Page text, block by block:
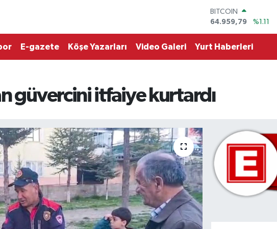
BITCOIN
64.959,79
%1.11
DOLAR
47,7436
%0.18
GRAM ALTIN
6660.55
E-gazete Köşe Yazarları Video Galeri Yurt Haberleri
güvercini itfaiye kurtardı